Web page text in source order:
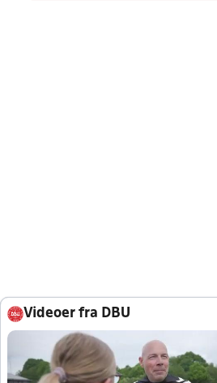
Videoer fra DBU